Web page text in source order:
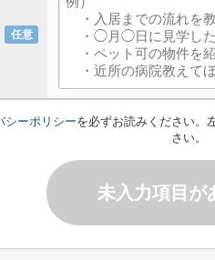
任意
シーポリシーを必ずお読みください。
さい。
未入力項目が